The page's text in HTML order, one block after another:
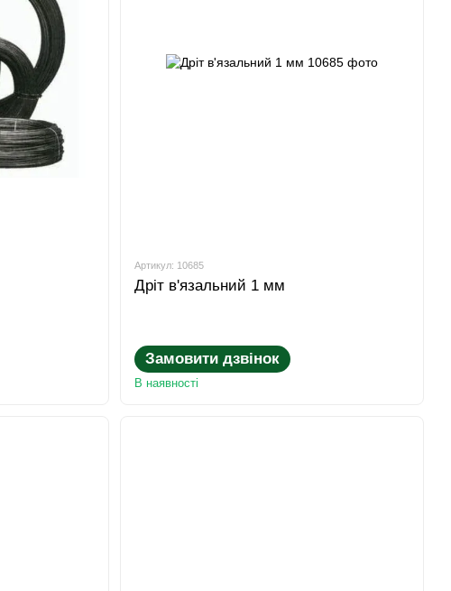
Артикул: 10685
Дріт в'язальний 1 мм
Замовити дзвінок
В наявності